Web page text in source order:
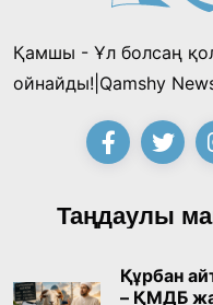
18:39, 23 Шілде 2026
Қонаев қаласының
қабылдады
16:27, 23 Шілде 2026
Қазақ тіліндегі
лингвомәдени
09:21, 21 Шілде 2026
Қамшы - Ұл болсаң
ойнайды!|Qamshy
Таңдаулы
Құрбан
– ҚМДБ